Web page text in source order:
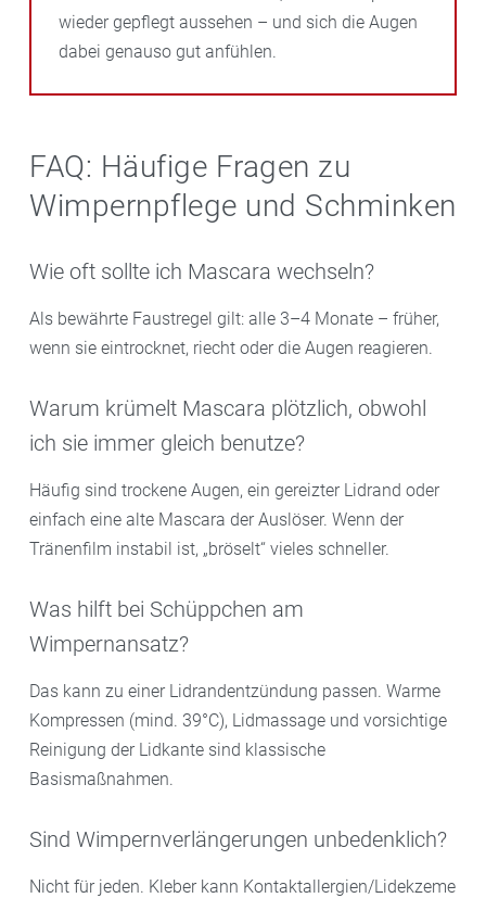
wieder gepflegt aussehen – und sich die Augen
dabei genauso gut anfühlen.
FAQ: Häufige Fragen zu
Wimpernpflege und Schminken
Wie oft sollte ich Mascara wechseln?
Als bewährte Faustregel gilt: alle 3–4 Monate – früher,
wenn sie eintrocknet, riecht oder die Augen reagieren.
Warum krümelt Mascara plötzlich, obwohl
ich sie immer gleich benutze?
Häufig sind trockene Augen, ein gereizter Lidrand oder
einfach eine alte Mascara der Auslöser. Wenn der
Tränenfilm instabil ist, „bröselt“ vieles schneller.
Was hilft bei Schüppchen am
Wimpernansatz?
Das kann zu einer Lidrandentzündung passen. Warme
Kompressen (mind. 39°C), Lidmassage und vorsichtige
Reinigung der Lidkante sind klassische
Basismaßnahmen.
Sind Wimpernverlängerungen unbedenklich?
Nicht für jeden. Kleber kann Kontaktallergien/Lidekzeme